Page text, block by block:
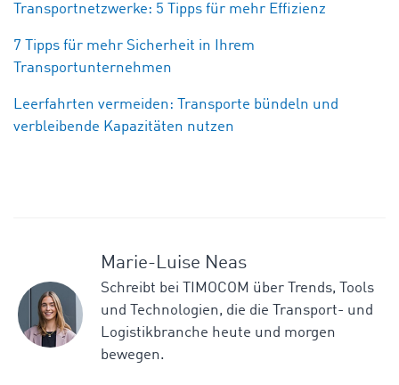
Transportnetzwerke: 5 Tipps für mehr Effizienz
7 Tipps für mehr Sicherheit in Ihrem
Transportunternehmen
Leerfahrten vermeiden: Transporte bündeln und
verbleibende Kapazitäten nutzen
Marie-Luise Neas
Schreibt bei TIMOCOM über Trends, Tools
und Technologien, die die Transport- und
Logistikbranche heute und morgen
bewegen.